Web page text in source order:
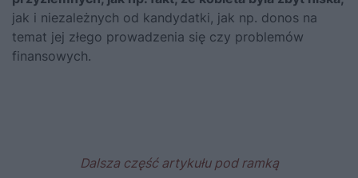
jak i niezależnych od kandydatki, jak np. donos na
temat jej złego prowadzenia się czy problemów
finansowych.
Dalsza część artykułu pod ramką